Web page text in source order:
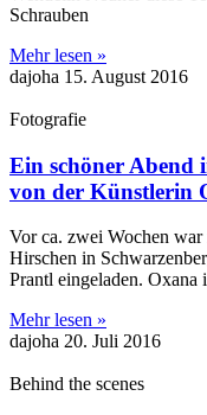
Schrauben
Mehr lesen »
dajoha 15. August 2016
Fotografie
Ein schöner Abend
von der Künstlerin
Vor ca. zwei Wochen
Hirschen in
Prantl eingeladen. Oxana
Mehr lesen »
dajoha 20. Juli 2016
Behind the scenes